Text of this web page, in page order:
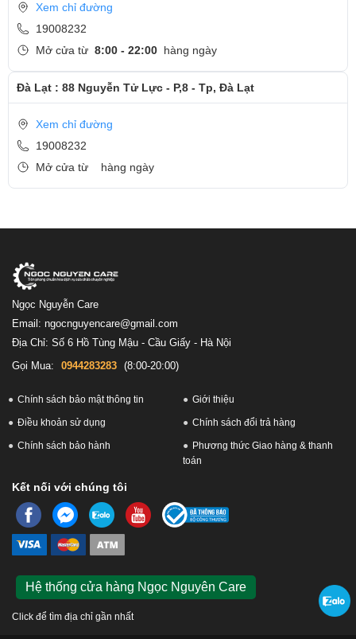
Xem chỉ đường
19008232
Mở cửa từ 8:00 - 22:00 hàng ngày
Đà Lạt : 88 Nguyễn Tử Lực - P,8 - Tp, Đà Lạt
Xem chỉ đường
19008232
Mở cửa từ
hàng ngày
Ngọc Nguyễn Care
Email: ngocnguyencare@gmail.com
Địa Chỉ: Số 6 Hồ Tùng Mậu - Cầu Giấy - Hà Nội
Gọi Mua:
0944283283 (8:00-20:00)
Chính sách bảo mật thông tin Giới thiệu
Điều khoản sử dụng Chính sách đổi trả hàng
Chính sách bảo hành
Phương thức Giao hàng & thanh
toán
Kết nối với chúng tôi
Hệ thống cửa hàng Ngọc Nguyên Care
Click để tìm địa chỉ gần nhất